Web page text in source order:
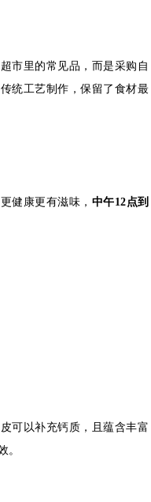
市里的常见品，而是采购自
统工艺制作，保留了食材最
健康更有滋味， 中午12点到
可以补充钙质，且蕴含丰富
。